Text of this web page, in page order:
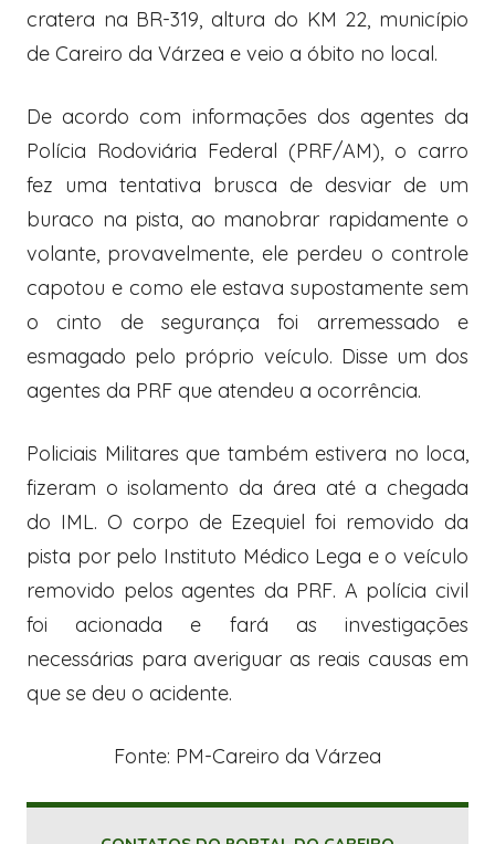
cratera na BR-319, altura do KM 22, município
de Careiro da Várzea e veio a óbito no local.
De acordo com informações dos agentes da
Polícia Rodoviária Federal (PRF/AM), o carro
fez uma tentativa brusca de desviar de um
buraco na pista, ao manobrar rapidamente o
volante, provavelmente, ele perdeu o controle
capotou e como ele estava supostamente sem
o cinto de segurança foi arremessado e
esmagado pelo próprio veículo. Disse um dos
agentes da PRF que atendeu a ocorrência.
Policiais Militares que também estivera no loca,
fizeram o isolamento da área até a chegada
do IML. O corpo de Ezequiel foi removido da
pista por pelo Instituto Médico Lega e o veículo
removido pelos agentes da PRF. A polícia civil
foi acionada e fará as investigações
necessárias para averiguar as reais causas em
que se deu o acidente.
Fonte: PM-Careiro da Várzea